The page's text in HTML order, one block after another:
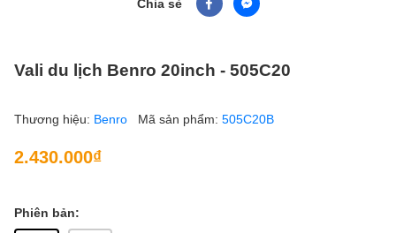
Chia sẻ
Vali du lịch Benro 20inch - 505C20
Thương hiệu: Benro Mã sản phẩm: 505C20B
2.430.000₫
Phiên bản: